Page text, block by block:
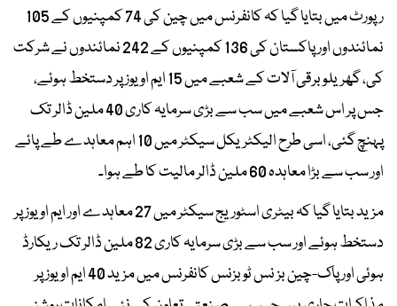
رپورٹ میں بتایا گیا کہ کانفرنس میں چین کی 74 کمپنیوں کے 105
نمائندوں اور پاکستان کی 136 کمپنیوں کے 242 نمائندوں نے شرکت
کی، گھریلو برقی آلات کے شعبے میں 15 ایم او یوز پر دستخط ہوئے،
جس پر اس شعبے میں سب سے بڑی سرمایہ کاری 40 ملین ڈالر تک
پہنچ گئی، اسی طرح الیکٹریکل سیکٹر میں 10 اہم معاہدے طے پائے
اور سب سے بڑا معاہدہ 60 ملین ڈالر مالیت کا طے ہوا۔
مزید بتایا گیا کہ بیٹری اسٹوریج سیکٹر میں 27 معاہدے اور ایم او یوز پر
دستخط ہوئے اور سب سے بڑی سرمایہ کاری 82 ملین ڈالر تک ریکارڈ
ہوئی اور پاک-چین بز نس ٹو بزنس کانفرنس میں مزید 40 ایم او یوز پر